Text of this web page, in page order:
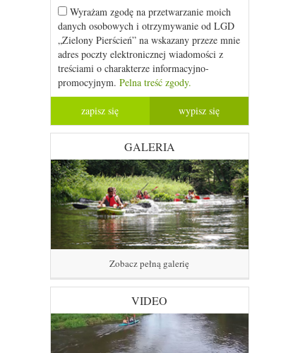
Wyrażam zgodę na przetwarzanie moich
danych osobowych i otrzymywanie od LGD
„Zielony Pierścień” na wskazany przeze mnie
adres poczty elektronicznej wiadomości z
treściami o charakterze informacyjno-
promocyjnym. Pelna treść zgody.
GALERIA
Zobacz pełną galerię
VIDEO